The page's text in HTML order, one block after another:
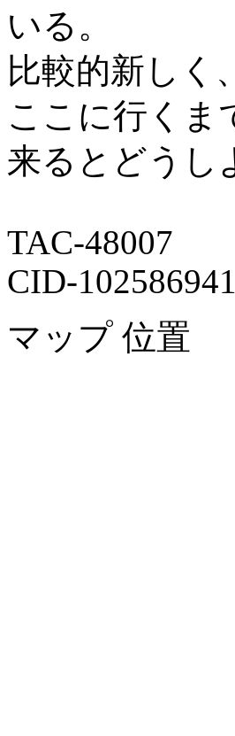
いる。
比較的新しく
ここに行くま
来るとどうし
TAC-48007
CID-102586941
マップ 位置